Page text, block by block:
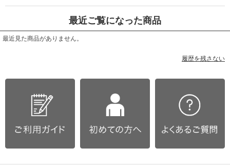
最近ご覧になった商品
最近見た商品がありません。
履歴を残さない